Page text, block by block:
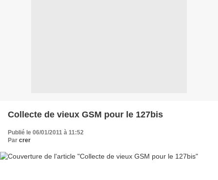
Collecte de vieux GSM pour le 127bis
Publié le 06/01/2011 à 11:52
Par crer